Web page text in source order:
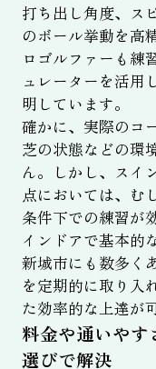
打ち出し角度、ス
のボール挙動を高
ロゴルファーも練
ュレーターを活用
明しています。
確かに、実際のコ
芝の状態などの環
ん。しかし、スイ
点においては、む
条件下での練習が
インドアで基本的
新城市にも数多く
を定期的に取り入
た効率的な上達が
料金や通いやす
選びで解決